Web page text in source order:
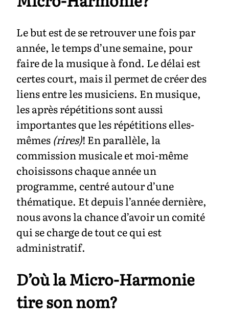
Le but est de se retrouver une fois par
année, le temps d’une semaine, pour
faire de la musique à fond. Le délai est
certes court, mais il permet de créer des
liens entre les musiciens. En musique,
les après répétitions sont aussi
importantes que les répétitions elles-
mêmes (rires)! En parallèle, la
commission musicale et moi-même
choisissons chaque année un
programme, centré autour d’une
thématique. Et depuis l’année dernière,
nous avons la chance d’avoir un comité
qui se charge de tout ce qui est
administratif.
D’où la Micro-Harmonie
tire son nom?